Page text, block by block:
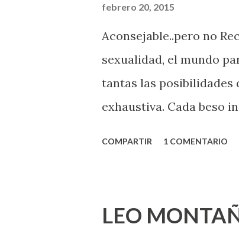
febrero 20, 2015
Aconsejable..pero no
sexualidad, el mundo
tantas las posibilidades
exhaustiva. Cada beso
lo que deberías saber.
COMPARTIR 1 COMENTARIO
LEO